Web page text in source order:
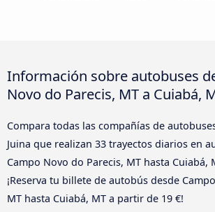
Información sobre autobuses
Novo do Parecis, MT a Cuiabá,
Compara todas las compañías de
Juina que realizan 33 trayectos diarios en
Campo Novo do Parecis, MT hasta Cuiabá,
¡Reserva tu billete de autobús desde
MT hasta Cuiabá, MT a partir de 19 €!